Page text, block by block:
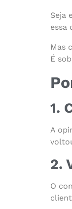
Seja
essa
Mas
É
1.
A
2.
O